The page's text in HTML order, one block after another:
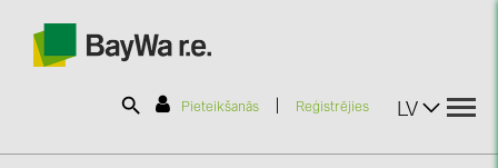
Pieteikšanās Reģistrējies LV